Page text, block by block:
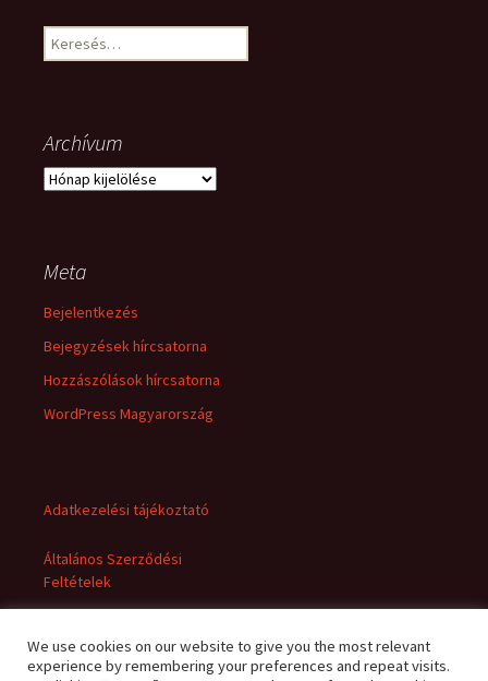
Keresés:
Archívum
Archívum
Meta
Bejelentkezés
Bejegyzések hírcsatorna
Hozzászólások hírcsatorna
WordPress Magyarország
Adatkezelési tájékoztató
Általános Szerződési
Feltételek
We use cookies on our website to give you the most relevant
experience by remembering your preferences and repeat visits.